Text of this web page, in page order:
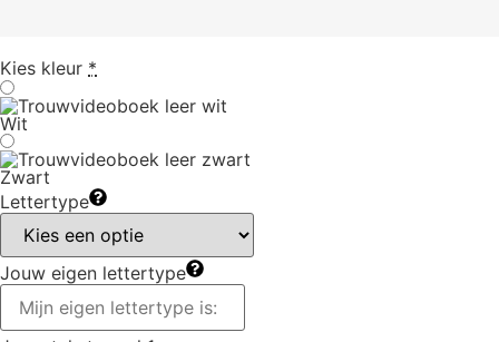
Kies kleur *
Wit
Zwart
Lettertype
Jouw eigen lettertype